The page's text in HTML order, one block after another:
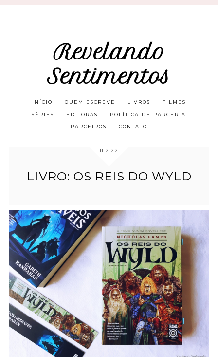
Revelando
Sentimentos
INÍCIO QUEM ESCREVE LIVROS FILMES
SÉRIES EDITORAS POLÍTICA DE PARCERIA
PARCEIROS CONTATO
11.2.22
LIVRO: OS REIS DO WYLD